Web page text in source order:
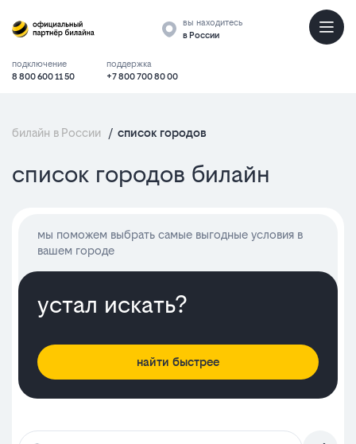
вы находитесь
в России
подключение
8 800 600 11 50
поддержка
+7 800 700 80 00
билайн в России / список городов
список городов билайн
мы поможем выбрать самые выгодные условия в
вашем городе
устал искать?
найти быстрее
список